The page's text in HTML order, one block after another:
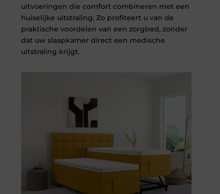
uitvoeringen die comfort combineren met een
huiselijke uitstraling. Zo profiteert u van de
praktische voordelen van een zorgbed, zonder
dat uw slaapkamer direct een medische
uitstraling krijgt.